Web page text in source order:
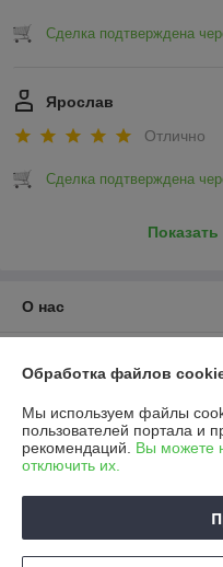
Сделка подтверждена
Ярослав
Отлично
Сделка подтверждена
О нас
Доставка и оплата
График работы
Обработка файлов
Мы используем файлы
пользователей портала и
рекомендаций. Вы можете
отключить их.